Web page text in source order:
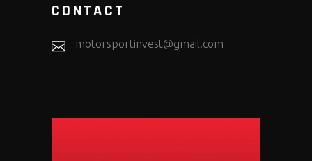
CONTACT
motorsportinvest@gmail.com